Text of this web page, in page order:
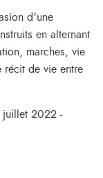
d’une
en alternant
marches, vie
récit de vie entre
juillet 2022 -